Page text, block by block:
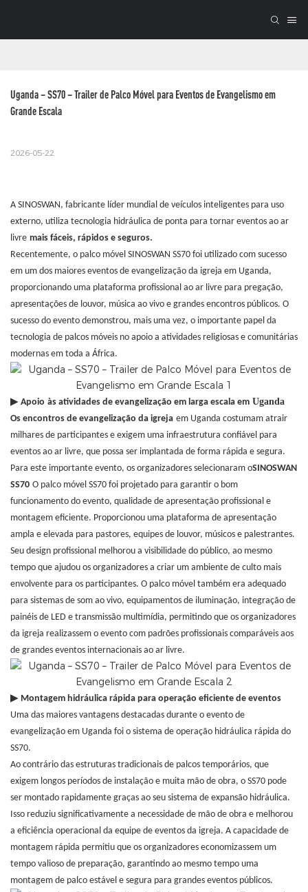
Uganda – SS70 – Trailer de Palco Móvel para Eventos de Evangelismo em
Grande Escala
2026-05-22
A SINOSWAN, fabricante líder mundial de veículos inteligentes para uso
externo, utiliza tecnologia hidráulica de ponta para tornar eventos ao ar
livre mais fáceis, rápidos e seguros.
Recentemente, o palco móvel SINOSWAN SS70 foi utilizado com sucesso
em um dos maiores eventos de evangelização da igreja em Uganda,
proporcionando uma plataforma profissional ao ar livre para pregação,
apresentações de louvor, música ao vivo e grandes encontros públicos. O
sucesso do evento demonstrou, mais uma vez, o importante papel da
tecnologia de palcos móveis no apoio a atividades religiosas e comunitárias
modernas em toda a África.
▶ Apoio às atividades de evangelização em larga escala em Uganda
Os encontros de evangelização da igreja em Uganda costumam atrair
milhares de participantes e exigem uma infraestrutura confiável para
eventos ao ar livre, que possa ser implantada de forma rápida e segura.
Para este importante evento, os organizadores selecionaram oSINOSWAN
SS70 O palco móvel SS70 foi projetado para garantir o bom
funcionamento do evento, qualidade de apresentação profissional e
montagem eficiente. Proporcionou uma plataforma de apresentação
ampla e elevada para pastores, equipes de louvor, músicos e palestrantes.
Seu design profissional melhorou a visibilidade do público, ao mesmo
tempo que ajudou os organizadores a criar um ambiente de culto mais
envolvente para os participantes. O palco móvel também era adequado
para sistemas de som ao vivo, equipamentos de iluminação, integração de
painéis de LED e transmissão multimídia, permitindo que os organizadores
da igreja realizassem o evento com padrões profissionais comparáveis ​​aos
de grandes eventos internacionais ao ar livre.
▶ Montagem hidráulica rápida para operação eficiente de eventos
Uma das maiores vantagens destacadas durante o evento de
evangelização em Uganda foi o sistema de operação hidráulica rápida do
SS70.
Ao contrário das estruturas tradicionais de palcos temporários, que
exigem longos períodos de instalação e muita mão de obra, o SS70 pode
ser montado rapidamente graças ao seu sistema de expansão hidráulica.
Isso reduziu significativamente a necessidade de mão de obra e melhorou
a eficiência operacional da equipe de eventos da igreja. A capacidade de
montagem rápida permitiu que os organizadores economizassem um
tempo valioso de preparação, garantindo ao mesmo tempo uma
montagem de palco estável e segura para grandes eventos públicos.